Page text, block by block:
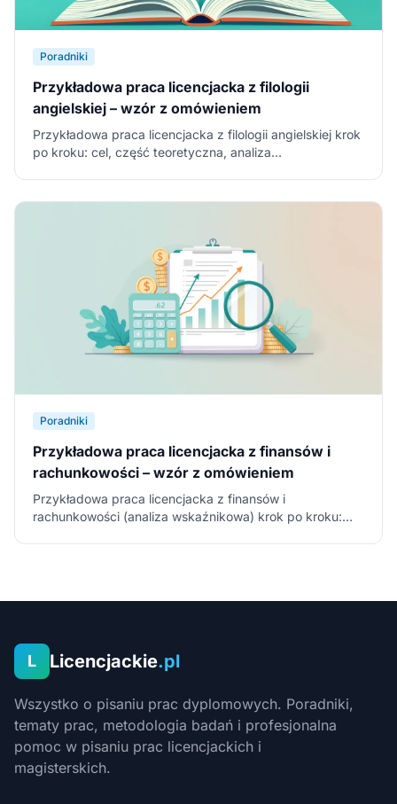
Poradniki
Przykładowa praca licencjacka z filologii
angielskiej – wzór z omówieniem
Przykładowa praca licencjacka z filologii angielskiej krok
po kroku: cel, część teoretyczna, analiza
Poradniki
Przykładowa praca licencjacka z finansów i
rachunkowości – wzór z omówieniem
Przykładowa praca licencjacka z finansów i
rachunkowości (analiza wskaźnikowa) krok po kroku:
L Licencjackie.pl
Wszystko o pisaniu prac dyplomowych. Poradniki,
tematy prac, metodologia badań i profesjonalna
pomoc w pisaniu prac licencjackich i
magisterskich.